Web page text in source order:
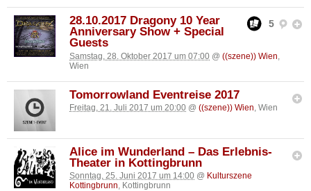
5
28.10.2017 Dragony 10 Year
Anniversary Show + Special
Guests
Samstag, 28. Oktober 2017 um 07:00 @ ((szene)) Wien
Wien
Tomorrowland Eventreise 2017
Freitag, 21. Juli 2017 um 20:00 @ ((szene)) Wien, Wien
Alice im Wunderland – Das Erlebnis-
Theater in Kottingbrunn
Sonntag, 25. Juni 2017 um 14:00 @ Kulturszene
Kottingbrunn, Kottingbrunn